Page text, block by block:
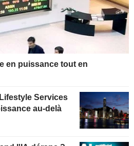
en puissance tout en
Services
au-delà